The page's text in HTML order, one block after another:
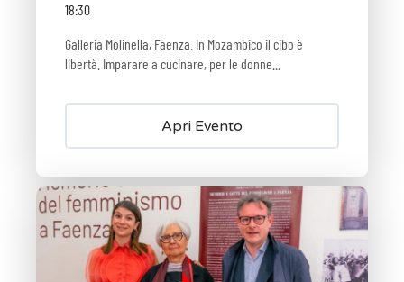
18:30
Galleria Molinella, Faenza. In Mozambico il cibo è
libertà. Imparare a cucinare, per le donne...
Apri Evento